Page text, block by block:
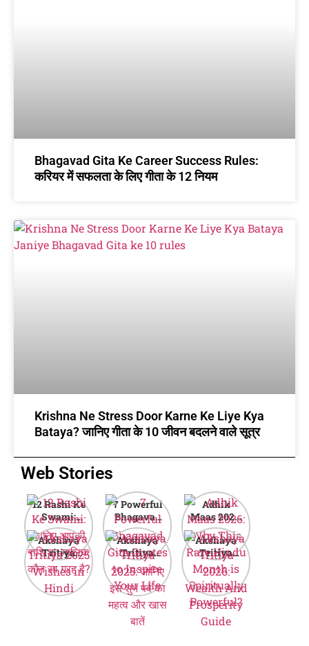
Bhagavad Gita Ke Career Success Rules:
करियर में सफलता के लिए गीता के 12 नियम
Krishna Ne Stress Door Karne Ke Liye Kya
Bataya? जानिए गीता के 10 जीवन बदलने वाले सूत्र
Web Stories
12 Rashi Ke
Swami:
जानिए आपकी
राशि का मालिक
कौन सा ग्रह है?
7 Powerful
Bhagavad
Gita Quotes
to Inspire
Your Life
Adhik
Maas 2026:
Why This
Rare Hindu
Month is
Spiritually
Powerful?
Akshaya
Tritiya
2025
Wishes in
Hindi
Akshaya
Tritiya
2025: जानिए
इस शुभ पर्व का
महत्व और खास
बातें
Akshaya
Tritiya
2026:
Wealth And
Prosperity
Guide